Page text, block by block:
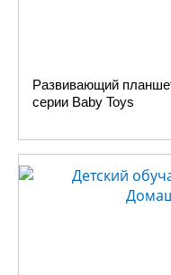
Развивающий
серии Baby Toys